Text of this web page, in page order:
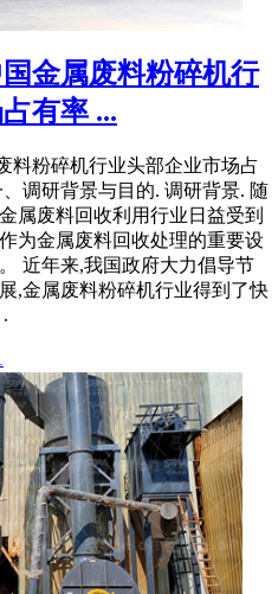
金属废料粉碎机行
有率 ...
料粉碎机行业头部企业市场占
调研背景与目的. 调研背景. 随
属废料回收利用行业日益受到
为金属废料回收处理的重要设
近年来,我国政府大力倡导节
,金属废料粉碎机行业得到了快